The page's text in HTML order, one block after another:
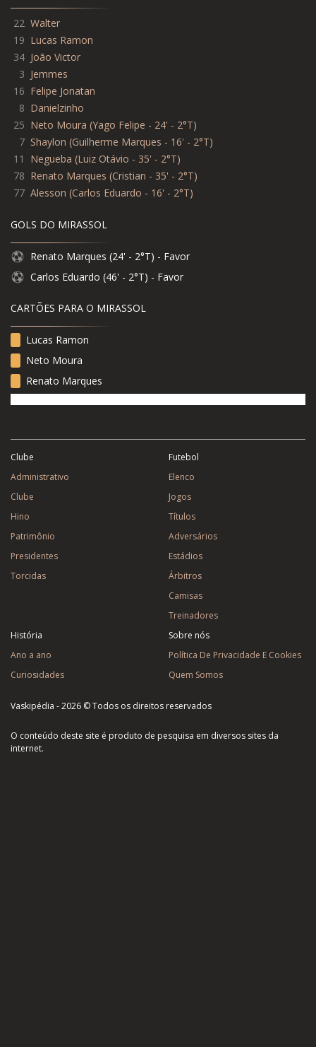
22 Walter
19 Lucas Ramon
34 João Victor
3 Jemmes
16 Felipe Jonatan
8 Danielzinho
25 Neto Moura (Yago Felipe - 24' - 2°T)
7 Shaylon (Guilherme Marques - 16' - 2°T)
11
Negueba (Luiz Otávio - 35' - 2°T)
78 Renato Marques (Cristian - 35' - 2°T)
77 Alesson (Carlos Eduardo - 16' - 2°T)
GOLS DO MIRASSOL
Renato Marques (24' - 2°T) - Favor
Carlos Eduardo (46' - 2°T) - Favor
CARTÕES PARA O MIRASSOL
Lucas Ramon
Neto Moura
Renato Marques
Clube
Administrativo
Clube
Hino
Patrimônio
Presidentes
Torcidas
Futebol
Elenco
Jogos
Títulos
Adversários
Estádios
Árbitros
Camisas
Treinadores
História
Ano a ano
Curiosidades
Sobre nós
Política De Privacidade E Cookies
Quem Somos
Vaskipédia - 2026 © Todos os direitos reservados
O conteúdo deste site é produto de pesquisa em diversos sites da
internet.